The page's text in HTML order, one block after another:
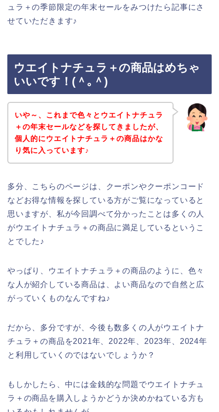
ュラ＋の季節限定の年末セールをみつけたら記事にさ
せていただきます♪
ウエイトナチュラ＋の商品はめちゃ
いいです！(＾｡＾)
いや～、これまで色々とウエイトナチュラ
＋の年末セールなどを探してきましたが、
個人的にウエイトナチュラ＋の商品はかな
り気に入っています♪
多分、こちらのページは、クーポンやクーポンコード
などお得な情報を探している方がご覧になっていると
思いますが、私が今回調べて分かったことは多くの人
がウエイトナチュラ＋の商品に満足しているというこ
とでした♪
やっぱり、ウエイトナチュラ＋の商品のように、色々
な人が紹介している商品は、よい商品なので自然と広
がっていくものなんですね♪
だから、多分ですが、今後も数多くの人がウエイトナ
チュラ＋の商品を2021年、2022年、2023年、2024年
と利用していくのではないでしょうか？
もしかしたら、中には金銭的な問題でウエイトナチュ
ラ＋の商品を購入しようかどうか決めかねている方も